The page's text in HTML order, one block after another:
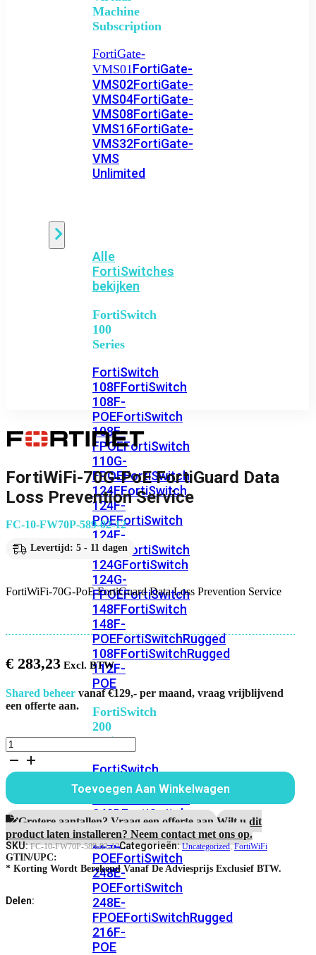
Machine
Subscription
FortiGate-
VMS01FortiGate-
VMS02FortiGate-
VMS04FortiGate-
VMS08FortiGate-
VMS16FortiGate-
VMS32FortiGate-
VMS
Unlimited
Alle
FortiSwitches
bekijken
FortiSwitch
100
Series
FortiSwitch
108FFortiSwitch
108F-
POEFortiSwitch
108F-
FPOEFortiSwitch
110G-
FPOEFortiSwitch
124FFortiSwitch
124F-
POEFortiSwitch
124F-
FPOEFortiSwitch
124GFortiSwitch
124G-
FPOEFortiSwitch
148FFortiSwitch
148F-
POEFortiSwitchRugged
108FFortiSwitchRugged
112F-
POE
FortiSwitch
200
Series
FortiSwitch
224D-
FPOE
248DFortiSwitch
224E
Fortiswitch
224E-
POEFortiSwitch
248E-
POEFortiSwitch
248E-
FPOEFortiSwitchRugged
216F-
POE
FortiWiFi-70G-PoE FortiGuard Data
Loss Prevention Service
FC-10-FW70P-589-02-12
Levertijd: 5 - 11 dagen
FortiWiFi-70G-PoE FortiGuard Data Loss Prevention Service
€ 283,23
Shared beheer vanaf €129,- per maand, vraag vrijblijvend
een offerte aan.
FortiWiFi-
70G-
FortiGuard
Data
Loss
Prevention
Service
aantal
Toevoegen Aan Winkelwagen
Grotere aantallen? Vraag een offerte aan.Wilt u dit
product laten installeren? Neem contact met ons op.
SKU:FC-10-FW70P-589-02-12Categorieën:Uncategorized,FortiWiFi
GTIN/UPC:
* Korting Wordt Berekend Vanaf De Adviesprijs Exclusief BTW.
Delen: